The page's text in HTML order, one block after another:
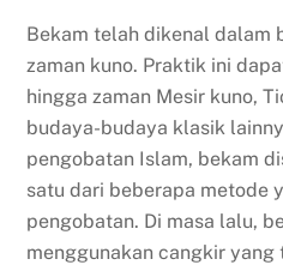
Bekam telah dikenal dalam
zaman kuno. Praktik ini
hingga zaman Mesir kuno,
budaya-budaya klasik
pengobatan Islam, bekam
satu dari beberapa metode
pengobatan. Di masa lalu,
menggunakan cangkir